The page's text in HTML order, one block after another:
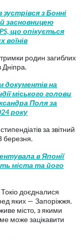
з Бонні
засновницею
що опікується
воїнів
родин загиблих
Дніпра.
документів на
міського голови
Поля за
року
за звітний
березня.
в Японії
міста та його
доєдналися
яких — Запоріжжя.
місто, з якими
може зацікавити